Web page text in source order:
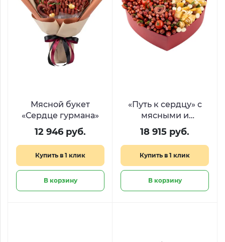
Мясной букет
«Сердце гурмана»
12 946 руб.
Купить в 1 клик
В корзину
«Путь к сердцу» с
мясными и
сырными
деликатесами
18 915 руб.
Купить в 1 клик
В корзину